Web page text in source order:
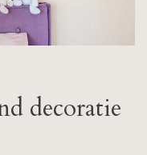
decoratie